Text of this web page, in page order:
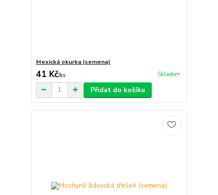
Mexická okurka (semena)
41 Kč/ks Skladem
Přidat do košíku